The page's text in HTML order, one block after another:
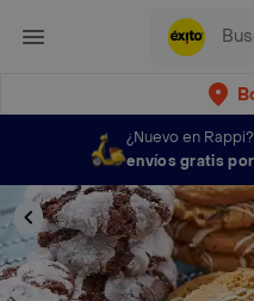
¿Nuevo en Rappi?
envíos gratis